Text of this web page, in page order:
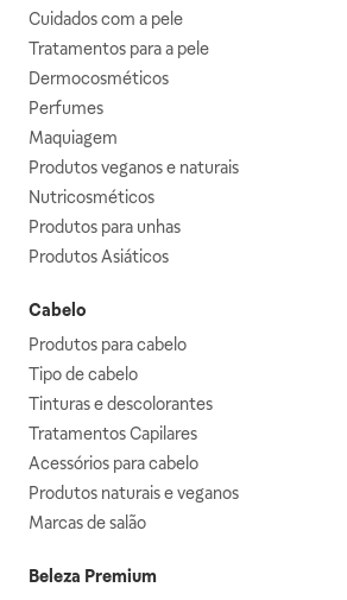
Cuidados com a pele
Tratamentos para a pele
Dermocosméticos
Perfumes
Maquiagem
Produtos veganos e naturais
Nutricosméticos
Produtos para unhas
Produtos Asiáticos
Cabelo
Produtos para cabelo
Tipo de cabelo
Tinturas e descolorantes
Tratamentos Capilares
Acessórios para cabelo
Produtos naturais e veganos
Marcas de salão
Beleza Premium